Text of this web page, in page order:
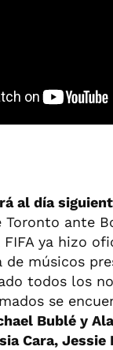
al día
Toronto ante
FIFA ya hizo
músicos
todos los
se
Bublé y
Cara, Jessie